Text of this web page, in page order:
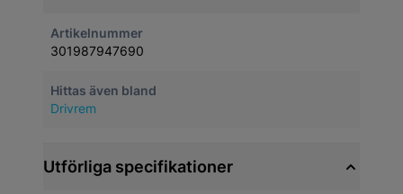
Artikelnummer
301987947690
Hittas även bland
Drivrem
Utförliga specifikationer